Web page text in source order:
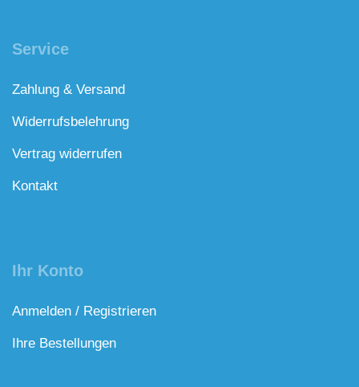
Service
Zahlung & Versand
Widerrufsbelehrung
Vertrag widerrufen
Kontakt
Ihr Konto
Anmelden / Registrieren
Ihre Bestellungen